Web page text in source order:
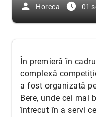
person Horeca access_time_filled 01
În premieră în
complexă
a fost organizată
Bere, unde cei mai
întrecut în a servi